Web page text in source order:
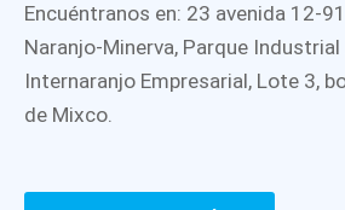
Encuéntranos en: 23 avenida 12-
Naranjo-Minerva, Parque Industrial
Internaranjo Empresarial, Lote 3,
de Mixco.